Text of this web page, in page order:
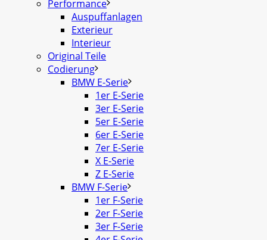
Performance
Auspuffanlagen
Exterieur
Interieur
Original Teile
Codierung
BMW E-Serie
1er E-Serie
3er E-Serie
5er E-Serie
6er E-Serie
7er E-Serie
X E-Serie
Z E-Serie
BMW F-Serie
1er F-Serie
2er F-Serie
3er F-Serie